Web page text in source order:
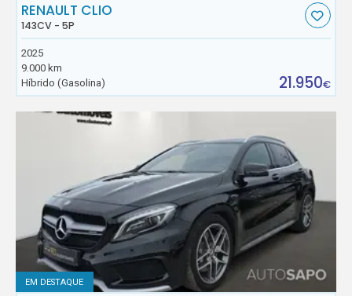
RENAULT CLIO
143CV - 5P
2025
9.000 km
Híbrido (Gasolina)
21.950€
EM DESTAQUE